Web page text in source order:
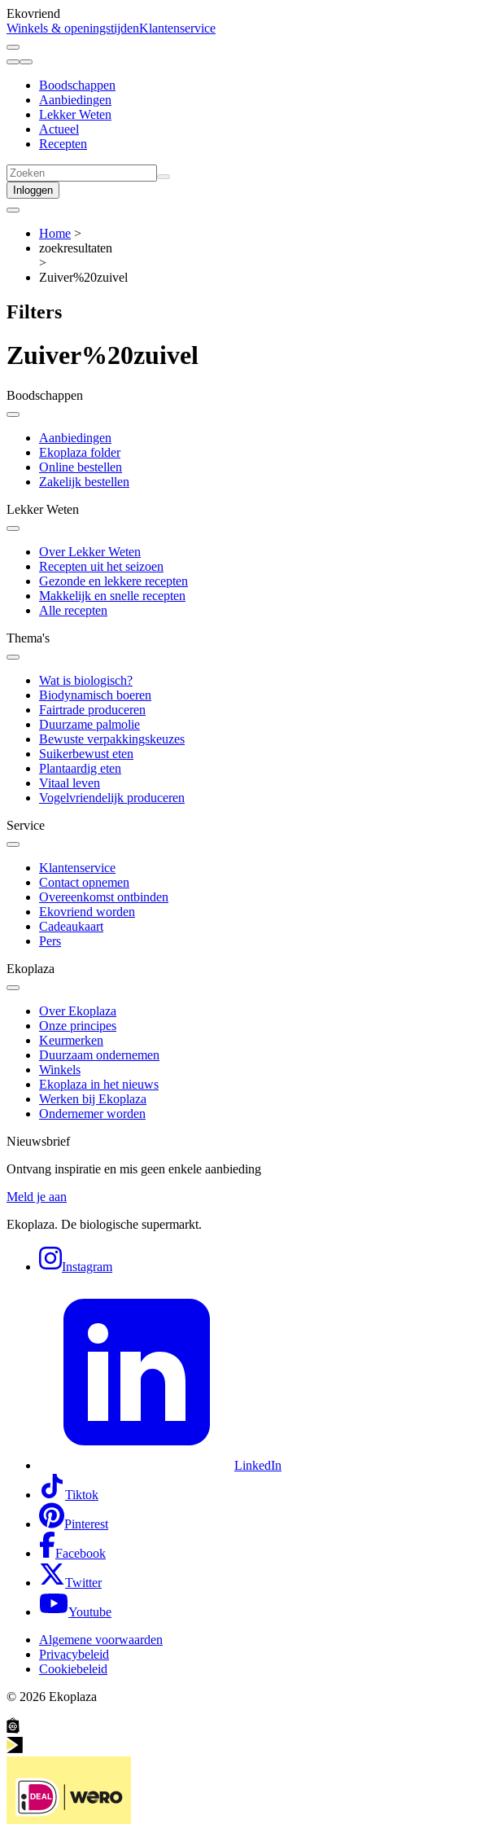
Ekovriend
Winkels & openingstijdenKlantenservice
Boodschappen
Aanbiedingen
Lekker Weten
Actueel
Recepten
Inloggen
Home >
zoekresultaten
>
Zuiver%20zuivel
Filters
Zuiver%20zuivel
Boodschappen
Aanbiedingen
Ekoplaza folder
Online bestellen
Zakelijk bestellen
Lekker Weten
Over Lekker Weten
Recepten uit het seizoen
Gezonde en lekkere recepten
Makkelijk en snelle recepten
Alle recepten
Thema's
Wat is biologisch?
Biodynamisch boeren
Fairtrade produceren
Duurzame palmolie
Bewuste verpakkingskeuzes
Suikerbewust eten
Plantaardig eten
Vitaal leven
Vogelvriendelijk produceren
Service
Klantenservice
Contact opnemen
Overeenkomst ontbinden
Ekovriend worden
Cadeaukaart
Pers
Ekoplaza
Over Ekoplaza
Onze principes
Keurmerken
Duurzaam ondernemen
Winkels
Ekoplaza in het nieuws
Werken bij Ekoplaza
Ondernemer worden
Nieuwsbrief
Ontvang inspiratie en mis geen enkele aanbieding
Meld je aan
Ekoplaza. De biologische supermarkt.
Instagram
LinkedIn
Tiktok
Pinterest
Facebook
Twitter
Youtube
Algemene voorwaarden
Privacybeleid
Cookiebeleid
© 2026 Ekoplaza